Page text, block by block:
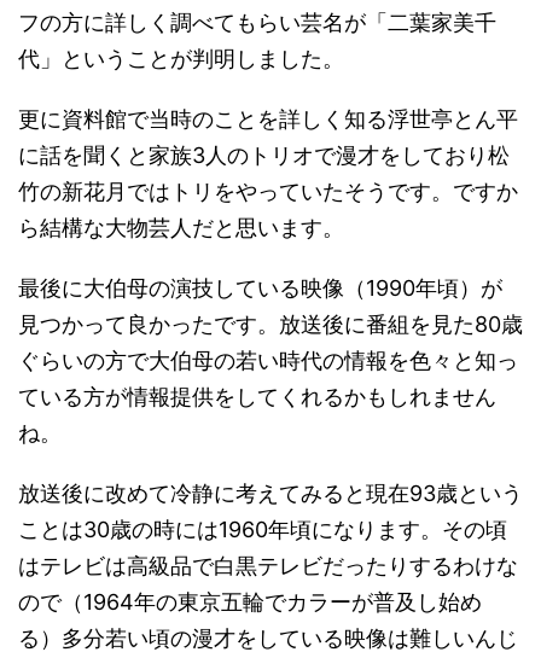
フの方に詳しく調べてもらい芸名が「二葉家美千
代」ということが判明しました。
更に資料館で当時のことを詳しく知る浮世亭とん平
に話を聞くと家族3人のトリオで漫才をしており松
竹の新花月ではトリをやっていたそうです。ですか
ら結構な大物芸人だと思います。
最後に大伯母の演技している映像（1990年頃）が
見つかって良かったです。放送後に番組を見た80歳
ぐらいの方で大伯母の若い時代の情報を色々と知っ
ている方が情報提供をしてくれるかもしれません
ね。
放送後に改めて冷静に考えてみると現在93歳という
ことは30歳の時には1960年頃になります。その頃
はテレビは高級品で白黒テレビだったりするわけな
ので（1964年の東京五輪でカラーが普及し始め
る）多分若い頃の漫才をしている映像は難しいんじ